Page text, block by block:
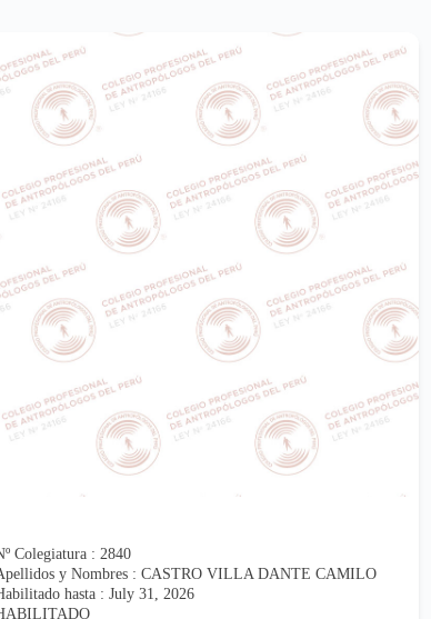
Colegiatura : 2840
y Nombres : CASTRO VILLA DANTE CAMILO
hasta : July 31, 2026